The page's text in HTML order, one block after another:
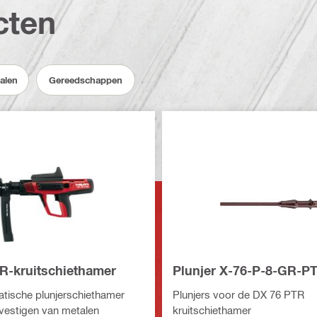
Gereedschappen
kruitschiethamer
plunjerschiethamer
van metalen
Plunjer X-76-P-8-GR-
Plunjers voor de DX 76 PTR
kruitschiethamer